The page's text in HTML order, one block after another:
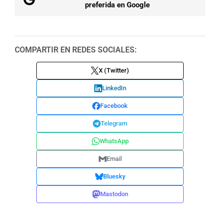
preferida en Google
COMPARTIR EN REDES SOCIALES:
X (Twitter)
LinkedIn
Facebook
Telegram
WhatsApp
Email
Bluesky
Mastodon